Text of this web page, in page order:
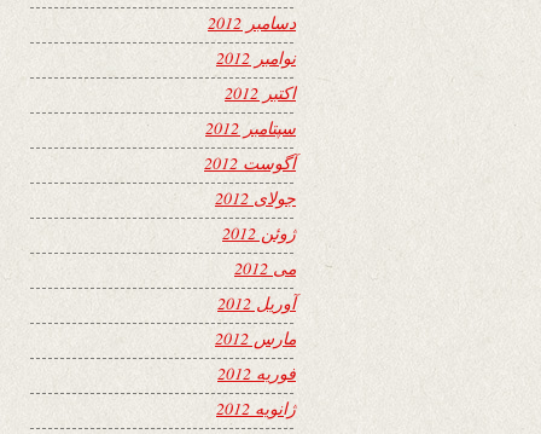
دسامبر 2012
نوامبر 2012
اکتبر 2012
سپتامبر 2012
آگوست 2012
جولای 2012
ژوئن 2012
می 2012
آوریل 2012
مارس 2012
فوریه 2012
ژانویه 2012